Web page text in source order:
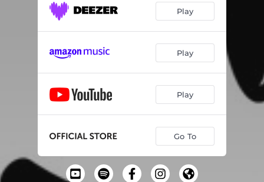
Guetzlirezäpt
Wunschzettel 02:55
03:00
Stieg zum Himmel chline Stern 03:25
Schneeflöckli 03:40
Samichlaus 04:09
Räbeliechtli 03:30
Play
Play
Play
Go To